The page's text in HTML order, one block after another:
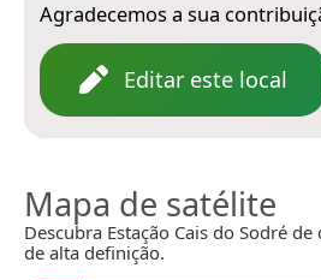
Agradecemos a sua
Editar este local
Mapa de satélite
Descubra Estação Cais do Sodré
de alta definição.